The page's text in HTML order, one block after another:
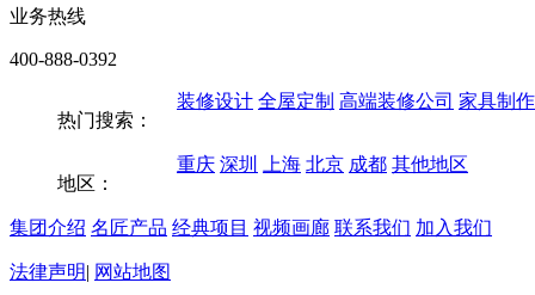
业务热线
400-888-0392
热门搜索：
装修设计 全屋定制 高端装修公司 家具制
地区：
重庆 深圳 上海 北京 成都 其他地区
集团介绍 名匠产品 经典项目 视频画廊 联系我们 加入我们
法律声明| 网站地图